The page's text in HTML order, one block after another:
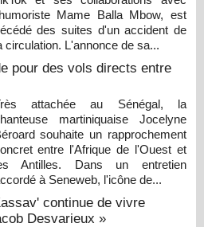
Mame Balla Mbow, est
des suites d'un accident de
circulation. L'annonce de sa...
pour des vols directs entre
attachée au Sénégal, la
martiniquaise Jocelyne
souhaite un rapprochement
entre l'Afrique de l'Ouest et
Antilles. Dans un entretien
à Seneweb, l'icône de...
continue de vivre
Desvarieux »